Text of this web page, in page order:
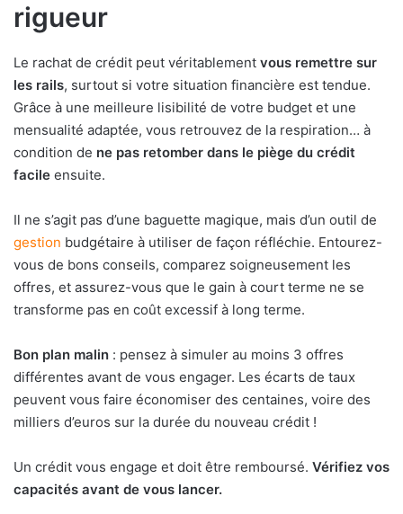
rigueur
Le rachat de crédit peut véritablement vous remettre sur
les rails, surtout si votre situation financière est tendue.
Grâce à une meilleure lisibilité de votre budget et une
mensualité adaptée, vous retrouvez de la respiration… à
condition de ne pas retomber dans le piège du crédit
facile ensuite.
Il ne s’agit pas d’une baguette magique, mais d’un outil de
gestion budgétaire à utiliser de façon réfléchie. Entourez-
vous de bons conseils, comparez soigneusement les
offres, et assurez-vous que le gain à court terme ne se
transforme pas en coût excessif à long terme.
Bon plan malin : pensez à simuler au moins 3 offres
différentes avant de vous engager. Les écarts de taux
peuvent vous faire économiser des centaines, voire des
milliers d’euros sur la durée du nouveau crédit !
Un crédit vous engage et doit être remboursé. Vérifiez vos
capacités avant de vous lancer.